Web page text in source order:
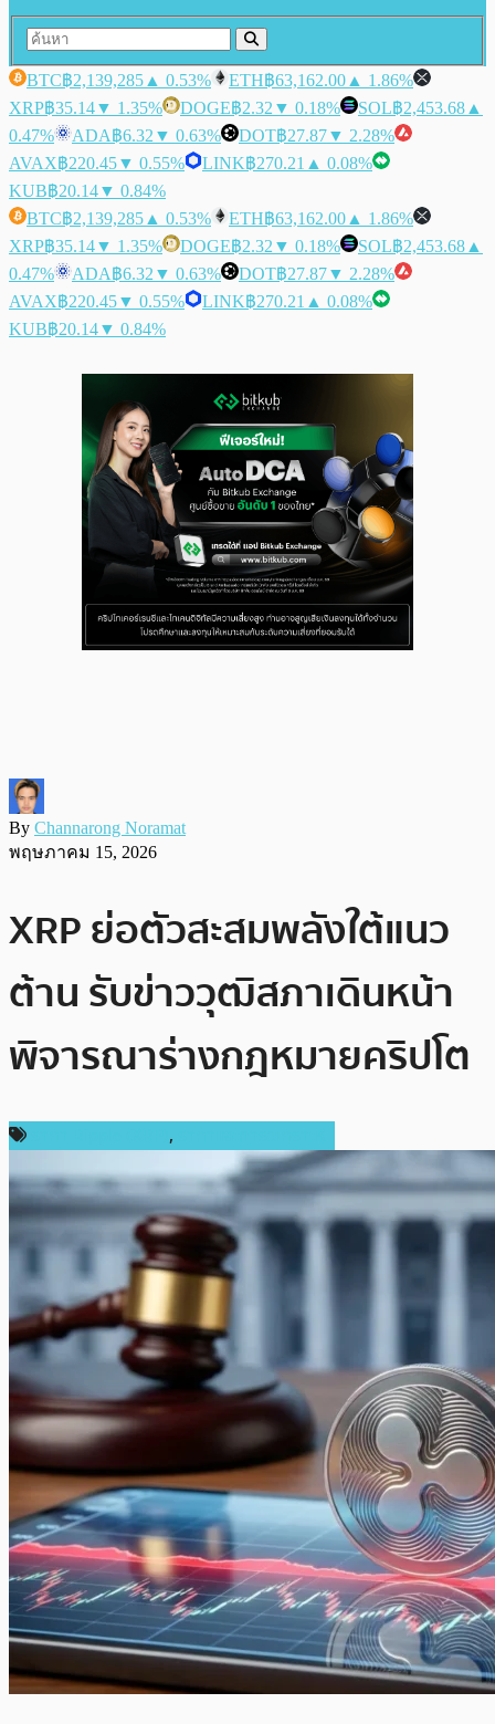
BTC฿2,139,285 ▲ 0.53% ETH฿63,162.00 ▲ 1.86%
XRP฿35.14▼ 1.35% DOGE฿2.32 ▼ 0.18% SOL฿2,453.68 ▲
0.47%
ADA฿6.32 ▼ 0.63% DOT฿27.87▼ 2.28%
AVAX฿220.45▼ 0.55% LINK฿270.21 ▲ 0.08%
KUB฿20.14▼ 0.84%
BTC฿2,139,285 ▲ 0.53% ETH฿63,162.00 ▲ 1.86%
XRP฿35.14▼ 1.35% DOGE฿2.32 ▼ 0.18% SOL฿2,453.68 ▲
0.47%
ADA฿6.32 ▼ 0.63% DOT฿27.87▼ 2.28%
AVAX฿220.45▼ 0.55% LINK฿270.21 ▲ 0.08%
KUB฿20.14▼ 0.84%
By Channarong Noramat
พฤษภาคม 15, 2026
XRP ย่อตัวสะสมพลังใต้แนว
ต้าน รับข่าววุฒิสภาเดินหน้า
พิจารณาร่างกฎหมายคริปโต
,